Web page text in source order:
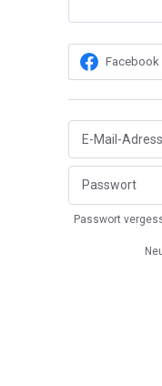
Facebook
Passwort